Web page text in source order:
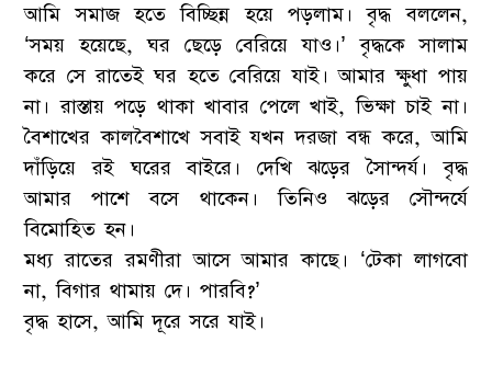
আমি সমাজ হতে বিচ্ছিন্ন হয়ে পড়লাম। বৃদ্ধ বললেন,
‘সময় হয়েছে, ঘর ছেড়ে বেরিয়ে যাও।’ বৃদ্ধকে সালাম
করে সে রাতেই ঘর হতে বেরিয়ে যাই। আমার ক্ষুধা পায়
না। রাস্তায় পড়ে থাকা খাবার পেলে খাই, ভিক্ষা চাই না।
বৈশাখের কালবৈশাখে সবাই যখন দরজা বন্ধ করে, আমি
দাঁড়িয়ে রই ঘরের বাইরে। দেখি ঝড়ের সৈান্দর্য। বৃদ্ধ
আমার পাশে বসে থাকেন। তিনিও ঝড়ের সৌন্দর্যে
বিমোহিত হন।
মধ্য রাতের রমণীরা আসে আমার কাছে। ‘টেকা লাগবো
না, বিগার থামায় দে। পারবি?’
বৃদ্ধ হাসে, আমি দূরে সরে যাই।